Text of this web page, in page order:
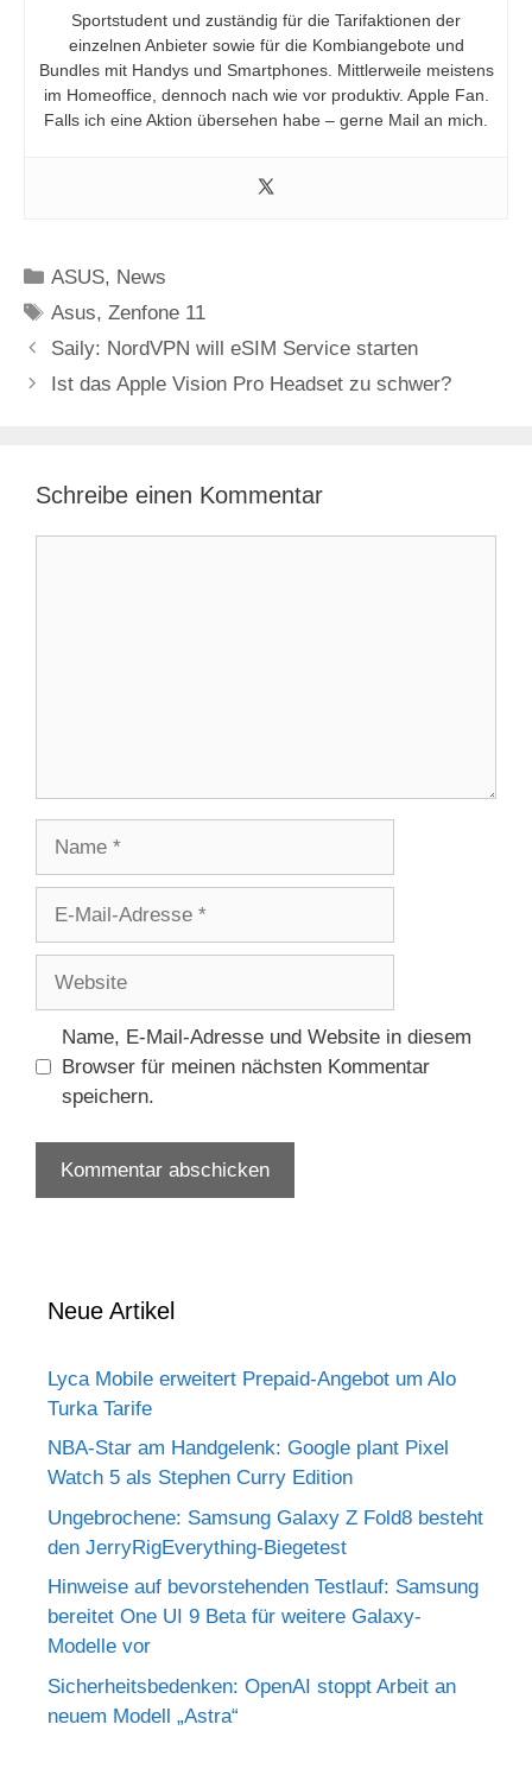
Sportstudent und zuständig für die Tarifaktionen der
einzelnen Anbieter sowie für die Kombiangebote und
Bundles mit Handys und Smartphones. Mittlerweile meistens
im Homeoffice, dennoch nach wie vor produktiv. Apple Fan.
Falls ich eine Aktion übersehen habe – gerne Mail an mich.
Kategorien
ASUS, News
Schlagwörter
Asus,Zenfone 11
Saily: NordVPN will eSIM Service starten
Ist das Apple Vision Pro Headset zu schwer?
Schreibe einen Kommentar
Adresse
Name, E-Mail-Adresse und Website in diesem
Browser für meinen nächsten Kommentar
speichern.
Neue Artikel
Lyca Mobile erweitert Prepaid-Angebot um Alo
Turka Tarife
NBA-Star am Handgelenk: Google plant Pixel
Watch 5 als Stephen Curry Edition
Ungebrochene: Samsung Galaxy Z Fold8 besteht
den JerryRigEverything-Biegetest
Hinweise auf bevorstehenden Testlauf: Samsung
bereitet One UI 9 Beta für weitere Galaxy-
Modelle vor
Sicherheitsbedenken: OpenAI stoppt Arbeit an
neuem Modell „Astra“